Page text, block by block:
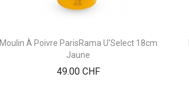
Moulin À Poivre ParisRama U'Select 18cm
Jaune
49.00 CHFPrix